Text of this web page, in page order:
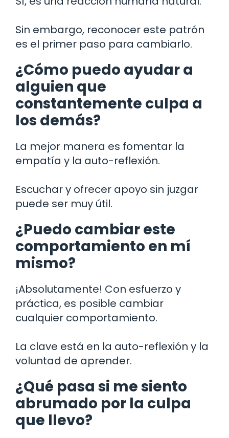
Sin embargo, reconocer este patrón
es el primer paso para cambiarlo.
¿Cómo puedo ayudar a
alguien que
constantemente culpa a
los demás?
La mejor manera es fomentar la
empatía y la auto-reflexión.
Escuchar y ofrecer apoyo sin juzgar
puede ser muy útil.
¿Puedo cambiar este
comportamiento en mí
mismo?
¡Absolutamente! Con esfuerzo y
práctica, es posible cambiar
cualquier comportamiento.
La clave está en la auto-reflexión y la
voluntad de aprender.
¿Qué pasa si me siento
abrumado por la culpa
que llevo?